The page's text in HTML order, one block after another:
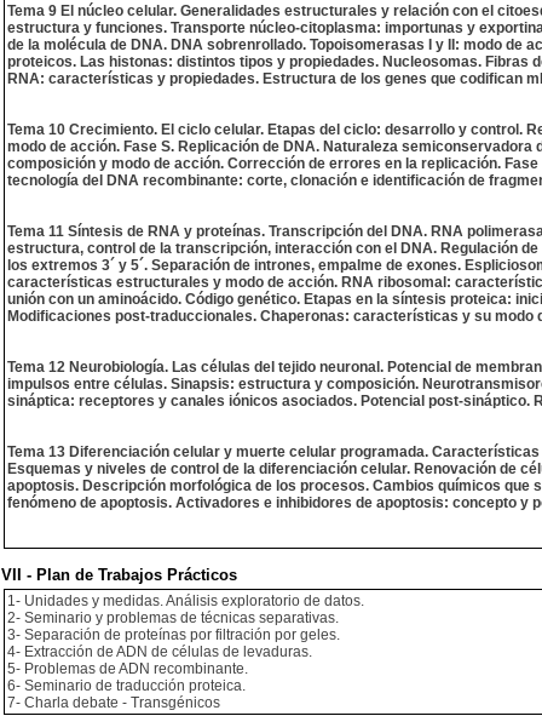
Tema 9 El núcleo celular. Generalidades estructurales y relación con el
estructura y funciones. Transporte núcleo-citoplasma: importunas y
de la molécula de DNA. DNA sobrenrollado. Topoisomerasas I y II: modo
proteicos. Las histonas: distintos tipos y propiedades. Nucleosomas. Fibras
RNA: características y propiedades. Estructura de los genes que codifican
Tema 10 Crecimiento. El ciclo celular. Etapas del ciclo: desarrollo y control.
modo de acción. Fase S. Replicación de DNA. Naturaleza
composición y modo de acción. Corrección de errores en la replicación.
tecnología del DNA recombinante: corte, clonación e identificación de
Tema 11 Síntesis de RNA y proteínas. Transcripción del DNA. RNA
estructura, control de la transcripción, interacción con el DNA. Regulación
los extremos 3´ y 5´. Separación de intrones, empalme de exones.
características estructurales y modo de acción. RNA ribosomal:
unión con un aminoácido. Código genético. Etapas en la síntesis proteica:
Modificaciones post-traduccionales. Chaperonas: características y su modo
Tema 12 Neurobiología. Las células del tejido neuronal. Potencial de
impulsos entre células. Sinapsis: estructura y composición.
sináptica: receptores y canales iónicos asociados. Potencial post-sináptico.
Tema 13 Diferenciación celular y muerte celular programada.
Esquemas y niveles de control de la diferenciación celular. Renovación de
apoptosis. Descripción morfológica de los procesos. Cambios químicos
fenómeno de apoptosis. Activadores e inhibidores de apoptosis: concepto y
VII - Plan de Trabajos Prácticos
1- Unidades y medidas. Análisis exploratorio de datos.
2- Seminario y problemas de técnicas separativas.
3- Separación de proteínas por filtración por geles.
4- Extracción de ADN de células de levaduras.
5- Problemas de ADN recombinante.
6- Seminario de traducción proteica.
7- Charla debate - Transgénicos